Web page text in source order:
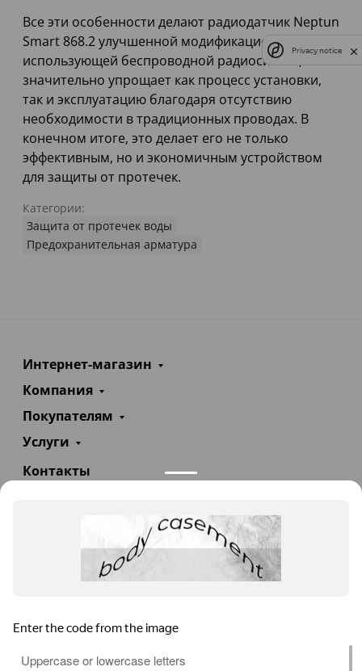
Все эти особенности делают радиодатчик Neptun
Smart 868.2 улучшенной модификацией,
использующей беспроводной радиосигнал, что
значительно упрощает как процесс установки,
так и эксплуатацию благодаря отсутствию
необходимости в традиционных проводах. В
конечном итоге, это делает его не только
эффективным, но и экономичным устройством
для защиты от протечек.
Категории:
Защита от протечек воды
Предохранительная арматура
Интернет-магазин
Компания
Покупателям
Услуги
Контакты
info@teploexpert.com
Пн—Сб 09:00 – 18:00
TeploExpert.com © 2008 - 2026 Оборудование для
систем отопления, водоснабжения, канализации
Privacy notice